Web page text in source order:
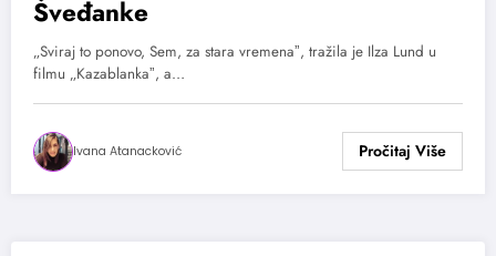
Šveđanke
„Sviraj to ponovo, Sem, za stara vremenaˮ, tražila je Ilza Lund u
filmu „Kazablankaˮ, a…
Ivana Atanacković